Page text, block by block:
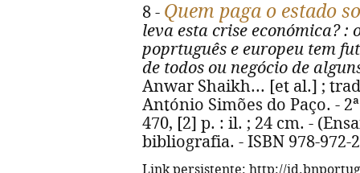
8 - Quem paga o estado
leva esta crise económica?:
poprtuguês e europeu tem
de todos ou negócio de
Anwar Shaikh... [et al.] ;
António Simões do Paço. -
470, [2] p. : il. ; 24 cm. -
bibliografia. - ISBN 978-972-
Link persistente: http://